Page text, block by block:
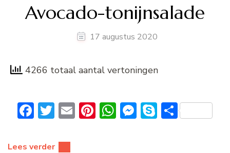
Avocado-tonijnsalade
17 augustus 2020
4266 totaal aantal vertoningen
Facebook
Twitter
EmailPinterest
WhatsApp
Messenger
Skype
Delen
Lees verder